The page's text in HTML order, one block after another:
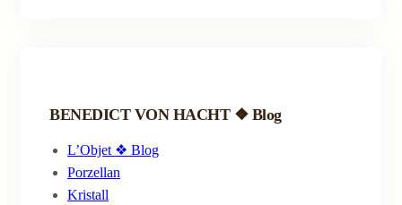
BENEDICT VON HACHT ❖ Blog
L’Objet ❖ Blog
Porzellan
Kristall